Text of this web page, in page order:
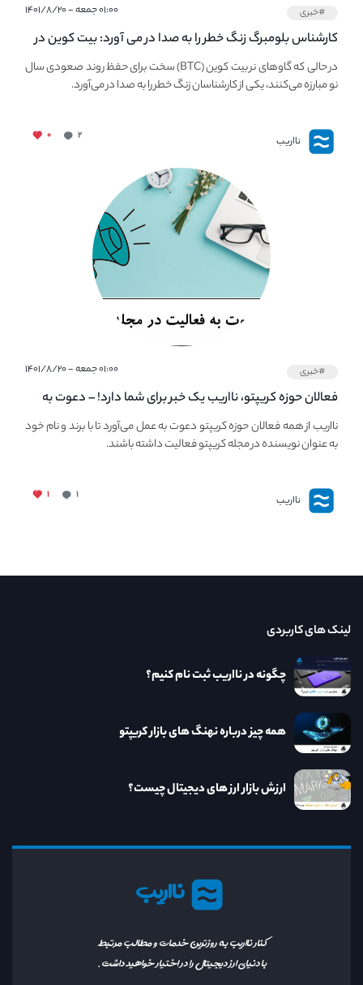
#خبری ۰۱:۰۰ جمعه - ۱۴۰۱/۸/۲۰
کارشناس بلومبرگ زنگ خطر را به صدا در می آورد: بیت کوین در
معرض خطر سقوط بزرگ است - دلیل آن چیست؟در حالی که گاوهای نر بیت کوین (BTC) سخت برای حفظ روند صعودی سال
نو مبارزه می‌کنند، یکی از کارشناسان زنگ خطر را به صدا در می‌آورد.
نااریب ۲ ۰
#خبری ۰۱:۰۰ جمعه - ۱۴۰۱/۸/۲۰
فعالان حوزه کریپتو، نااریب یک خبر برای شما دارد! – دعوت به
فعالیت در مجله کریپتو
نااریب از همه فعالان حوزه کریپتو دعوت به عمل می‌آورد تا با برند و نام خود
به عنوان نویسنده در مجله کریپتو فعالیت داشته باشند.
نااریب ۱ ۱
نااریب
کنار نااریب به روزترین خدمات و مطالب مرتبط
با دنیای ارز دیجیتال را در اختیار خواهید داشت.
لینک های کاربردی
چگونه در نااریب ثبت نام کنیم؟
همه چیز درباره نهنگ های بازار کریپتو
ارزش بازار ارز های دیجیتال چیست؟